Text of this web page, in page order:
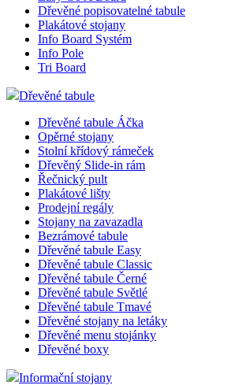
Dřevěné popisovatelné tabule
Plakátové stojany
Info Board Systém
Info Pole
Tri Board
Dřevěné tabule
Dřevěné tabule Áčka
Opěrné stojany
Stolní křídový rámeček
Dřevěný Slide-in rám
Řečnický pult
Plakátové lišty
Prodejní regály
Stojany na zavazadla
Bezrámové tabule
Dřevěné tabule Easy
Dřevěné tabule Classic
Dřevěné tabule Černé
Dřevěné tabule Světlé
Dřevěné tabule Tmavé
Dřevěné stojany na letáky
Dřevěné menu stojánky
Dřevěné boxy
Informační stojany